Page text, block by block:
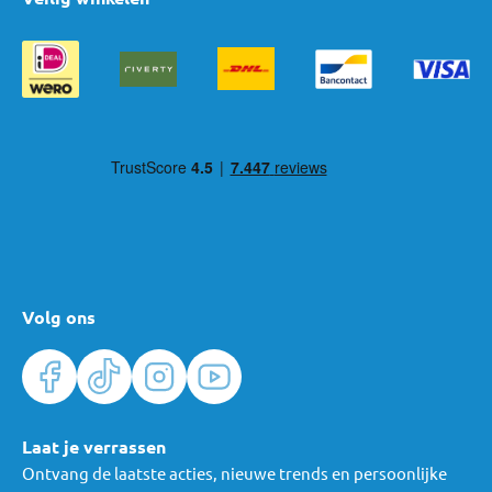
Gevaarlijke trappen: Stair Trainer & Traphekjes
Handige bedrails om niet uit bed te kunnen vallen
vooral praktisch in het gebruik. Voor vragen of advies over
Volg ons
Laat je verrassen
Ontvang de laatste acties, nieuwe trends en persoonlijke